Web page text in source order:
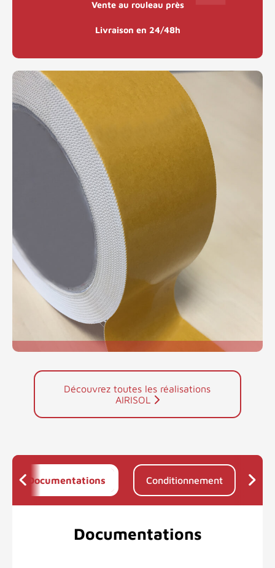
Découvrez toutes les réalisations
AIRISOL
Vente au rouleau près
Livraison en 24/48h
Documentations Conditionnement
Documentations